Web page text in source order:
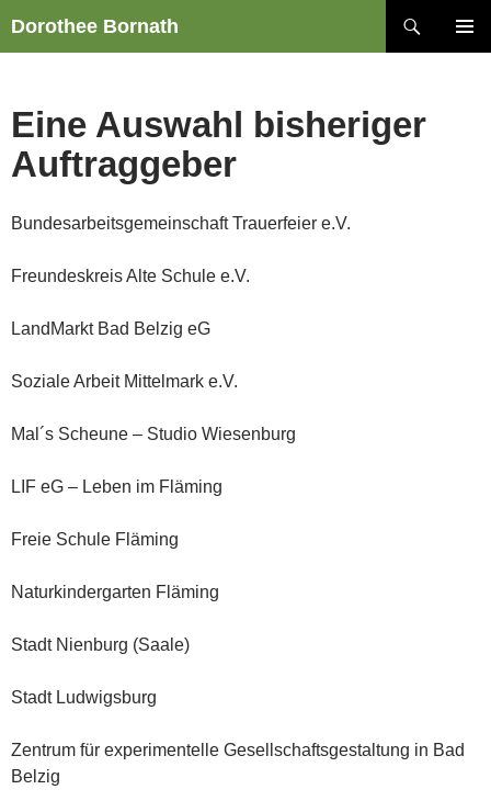
Inhalt
Dorothee Bornath
Eine Auswahl bisheriger
Auftraggeber
Bundesarbeitsgemeinschaft Trauerfeier e.V.
Freundeskreis Alte Schule e.V.
LandMarkt Bad Belzig eG
Soziale Arbeit Mittelmark e.V.
Mal´s Scheune – Studio Wiesenburg
LIF eG – Leben im Fläming
Freie Schule Fläming
Naturkindergarten Fläming
Stadt Nienburg (Saale)
Stadt Ludwigsburg
Zentrum für experimentelle Gesellschaftsgestaltung in Bad
Belzig